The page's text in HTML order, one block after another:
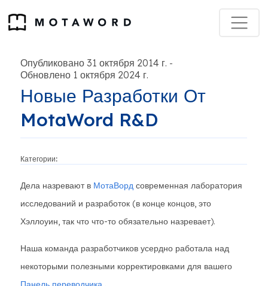
Опубликовано 31 октября 2014 г. -
Обновлено 1 октября 2024 г.
Новые Разработки От
MotaWord R&D
Категории:
Дела назревают в МотаВорд современная лаборатория
исследований и разработок (в конце концов, это
Хэллоуин, так что что-то обязательно назревает).
Наша команда разработчиков усердно работала над
некоторыми полезными корректировками для вашего